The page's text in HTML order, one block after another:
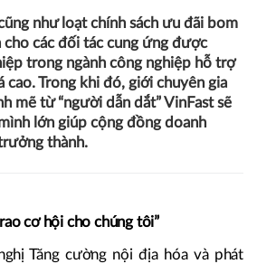
như loạt chính sách ưu đãi bom
cho các đối tác cung ứng được
trong ngành công nghiệp hỗ trợ
cao. Trong khi đó, giới chuyên gia
mẽ từ “người dẫn dắt” VinFast sẽ
lớn giúp cộng đồng doanh
thành.
cơ hội cho chúng tôi”
Tăng cường nội địa hóa và phát